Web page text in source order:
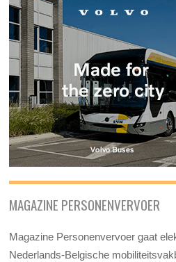
MAGAZINE PERSONENVERVOER
Magazine Personenvervoer gaat
Nederlands-Belgische